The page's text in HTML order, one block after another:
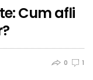
Cum afli
0 1